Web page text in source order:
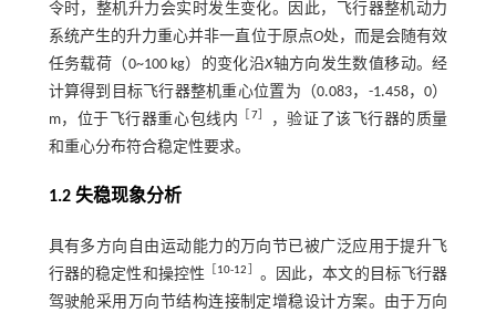
令时，整机升力会实时发生变化。因此，飞行器整机动力
系统产生的升力重心并非一直位于原点O处，而是会随有效
任务载荷（0~100 kg）的变化沿X轴方向发生数值移动。经
计算得到目标飞行器整机重心位置为（0.083，-1.458，0）
m，位于飞行器重心包线内
7］
，验证了该飞行器的质量
和重心分布符合稳定性要求。
1.2 失稳现象分析
具有多方向自由运动能力的万向节已被广泛应用于提升飞
行器的稳定性和操控性
10-12
。因此，本文的目标飞行器
驾驶舱采用万向节结构连接制定增稳设计方案。由于万向